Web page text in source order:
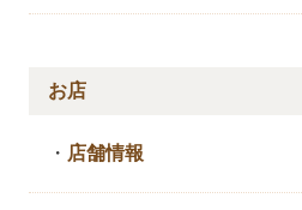
お店
・ 店舗情報